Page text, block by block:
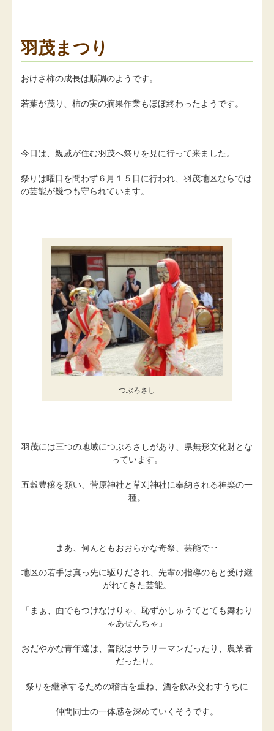
羽茂まつり
おけさ柿の成長は順調のようです。
若葉が茂り、柿の実の摘果作業もほぼ終わったようです。
今日は、親戚が住む羽茂へ祭りを見に行って来ました。
祭りは曜日を問わず６月１５日に行われ、羽茂地区ならでは
の芸能が幾つも守られています。
つぶろさし
羽茂には三つの地域につぶろさしがあり、県無形文化財とな
っています。
五穀豊穣を願い、菅原神社と草刈神社に奉納される神楽の一
種。
まあ、何んともおおらかな奇祭、芸能で‥
地区の若手は真っ先に駆りだされ、先輩の指導のもと受け継
がれてきた芸能。
「まぁ、面でもつけなけりゃ、恥ずかしゅうてとても舞わり
ゃあせんちゃ」
おだやかな青年達は、普段はサラリーマンだったり、農業者
だったり。
祭りを継承するための稽古を重ね、酒を飲み交わすうちに
仲間同士の一体感を深めていくそうです。